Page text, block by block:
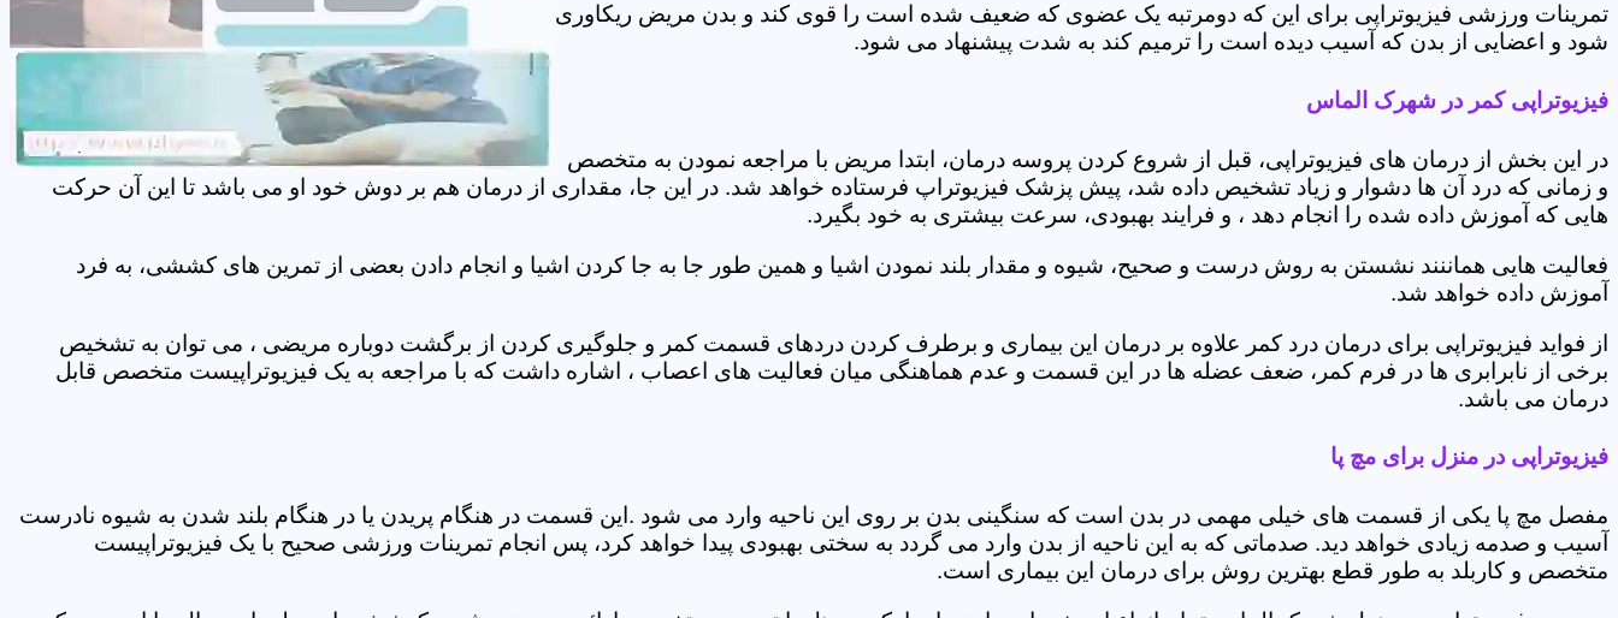
تمرینات ورزشی فیزیوتراپی برای این که دومرتبه یک عضوی که ضعیف شده است را قوی کند و بدن مریض ریکاوری
شود و اعضایی از بدن که آسیب دیده است را ترمیم کند به شدت پیشنهاد می شود.
فیزیوتراپی کمر در شهرک الماس
در این بخش از درمان های فیزیوتراپی، قبل از شروع کردن پروسه درمان، ابتدا مریض با مراجعه نمودن به متخصص
و زمانی که درد آن ها دشوار و زیاد تشخیص داده شد، پیش پزشک فیزیوتراپ فرستاده خواهد شد. در این جا، مقداری از درمان هم بر دوش خود او می باشد تا این آن حرکت
هایی که آموزش داده شده را انجام دهد ، و فرایند بهبودی، سرعت بیشتری به خود بگیرد.
فعالیت هایی هماننند نشستن به روش درست و صحیح، شیوه و مقدار بلند نمودن اشیا و همین طور جا به جا کردن اشیا و انجام دادن بعضی از تمرین های کششی، به فرد
آموزش داده خواهد شد.
از فواید فیزیوتراپی برای درمان درد کمر علاوه بر درمان این بیماری و برطرف کردن دردهای قسمت کمر و جلوگیری کردن از برگشت دوباره مریضی ، می توان به تشخیص
برخی از نابرابری ها در فرم کمر، ضعف عضله ها در این قسمت و عدم هماهنگی میان فعالیت های اعصاب ، اشاره داشت که با مراجعه به یک فیزیوتراپیست متخصص قابل
درمان می باشد.
فیزیوتراپی در منزل برای مچ پا
مفصل مچ پا یکی از قسمت های خیلی مهمی در بدن است که سنگینی بدن بر روی این ناحیه وارد می شود .این قسمت در هنگام پریدن یا در هنگام بلند شدن به شیوه نادرست
آسیب و صدمه زیادی خواهد دید. صدماتی که به این ناحیه از بدن وارد می گردد به سختی بهبودی پیدا خواهد کرد، پس انجام تمرینات ورزشی صحیح با یک فیزیوتراپیست
متخصص و کاربلد به طور قطع بهترین روش برای درمان این بیماری است.